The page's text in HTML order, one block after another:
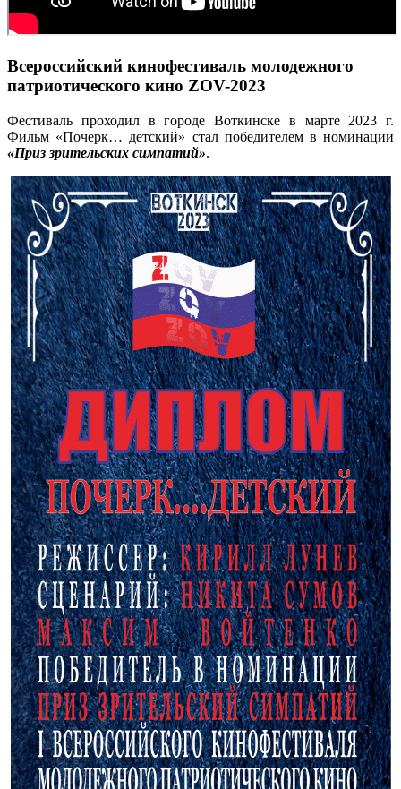
Всероссийский кинофестиваль молодежного
патриотического кино ZOV-2023
Фестиваль проходил в городе Воткинске в марте 2023 г.
Фильм «Почерк… детский» стал победителем в номинации
«Приз зрительских симпатий».